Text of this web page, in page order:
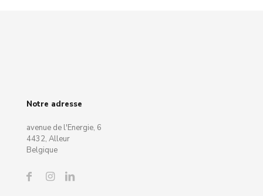
Notre adresse
avenue de l'Energie, 6
4432, Alleur
Belgique